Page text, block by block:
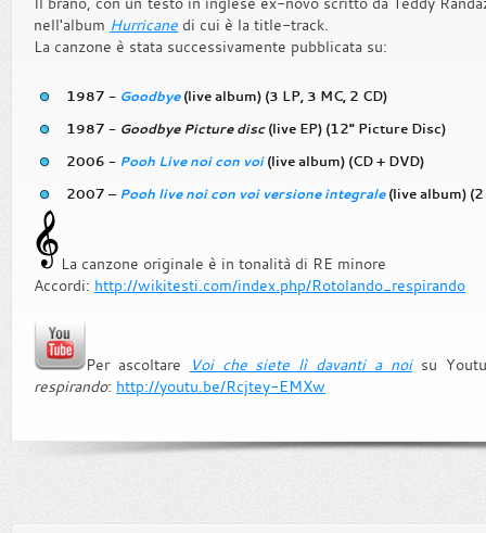
nell'album Hurricane di cui è la title-track.
La canzone è stata successivamente pubblicata su:
1987 - Goodbye(live album) (3 LP, 3 MC, 2 CD)
1987 - Goodbye Picture disc(live EP) (12" Picture Disc)
2006 - Pooh Live noi con voi(live album) (CD + DVD)
2007 – Pooh live noi con voi versione integrale(live album) (2
La canzone originale è in tonalità di RE minore
Accordi: http://wikitesti.com/index.php/Rotolando_respirando
Per ascoltare Voi che siete lì davanti a noisu
respirando: http://youtu.be/Rcjtey-EMXw